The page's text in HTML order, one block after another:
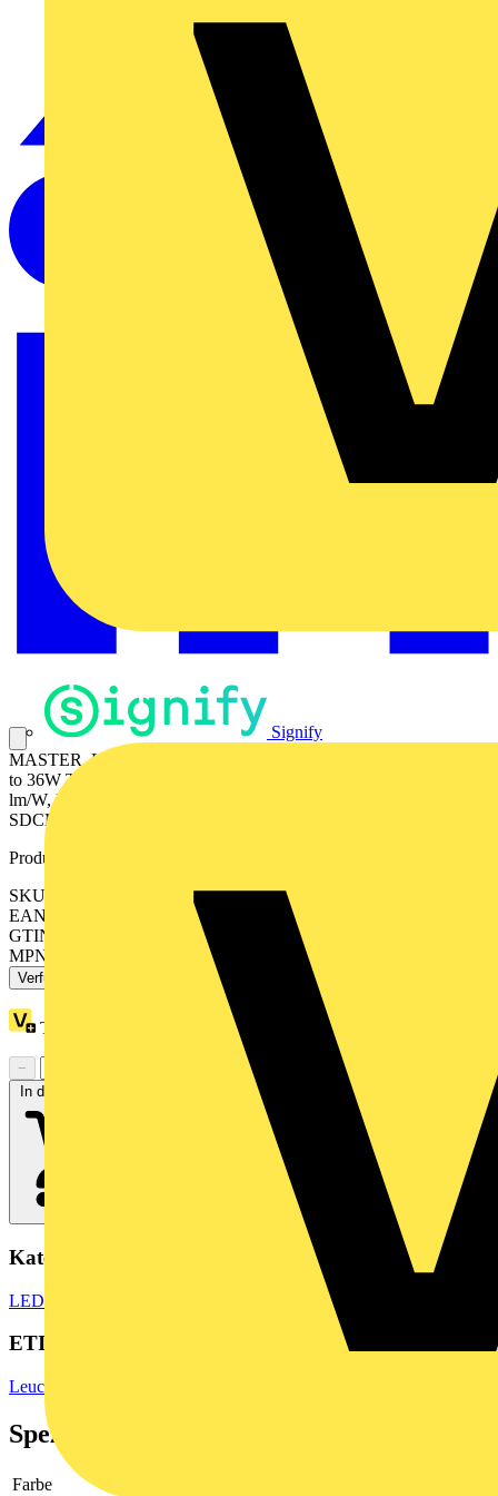
Signify
MASTER, LEDtube, T8, EVG, 1200 mm, 16 W, LED alternative
to 36W TL-D, 4000 K, 2500 lm, CRI 80, 75000 Stunde(n), 156
lm/W, EEL D, G13 Rotatable end-cap, Kunststoff, 1200 mm, RG0,
SDCM 6, PF 0.9, IP20, SVM 0.2, PstLM 0.5
Produktkennzeichen
SKU: 8719514466968
EAN: 8719514466968
GTIN: 8719514466975
MPN: MAS LEDtube HF 1200mm UO 16W840 T8
Verfügbar: 2 Händler
Treuepunkte:
−
In den Warenkorb
Kategorien
LED Beleuchtung & Leuchten LED Beleuchtung
ETIM Group
Leuchtmittel
Spezifikationen
Farbe